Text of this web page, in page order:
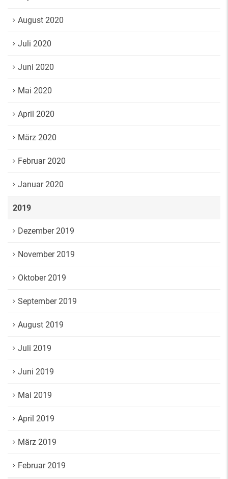
August 2020
Juli 2020
Juni 2020
Mai 2020
April 2020
März 2020
Februar 2020
Januar 2020
2019
Dezember 2019
November 2019
Oktober 2019
September 2019
August 2019
Juli 2019
Juni 2019
Mai 2019
April 2019
März 2019
Februar 2019